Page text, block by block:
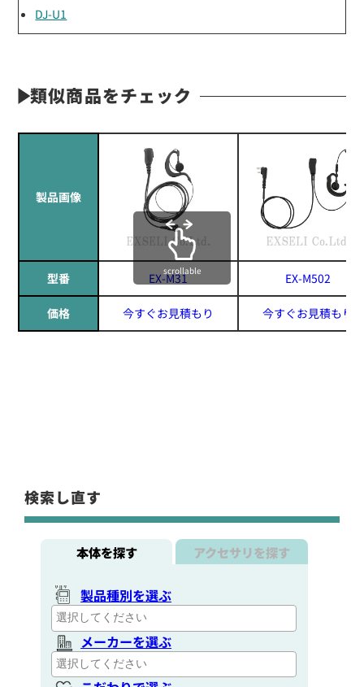
DJ-U1
類似商品をチェック
製品画像
型番 EX-M31 EX-M502
価格 今すぐお見積もり 今すぐお見積もり
scrollable
検索し直す
本体を探す アクセサリを探す
製品種別を選ぶ
メーカーを選ぶ